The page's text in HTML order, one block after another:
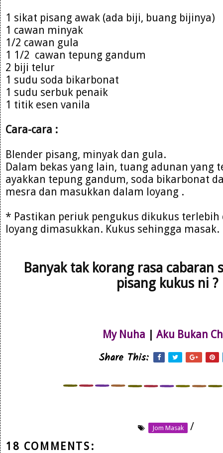
1 sikat pisang awak (ada biji, buang bijinya)
1 cawan minyak
1/2 cawan gula
1 1/2 cawan tepung gandum
2 biji telur
1 sudu soda bikarbonat
1 sudu serbuk penaik
1 titik esen vanila
Cara-cara :
Blender pisang, minyak dan gula.
Dalam bekas yang lain, tuang adunan yang
ayakkan tepung gandum, soda bikarbonat
mesra dan masukkan dalam loyang .
* Pastikan periuk pengukus dikukus
loyang dimasukkan. Kukus sehingga masak.
Banyak tak korang rasa cabaran
pisang kukus ni ?
My Nuha | Aku Bukan
Share This:
Jom Masak
/
18 COMMENTS: